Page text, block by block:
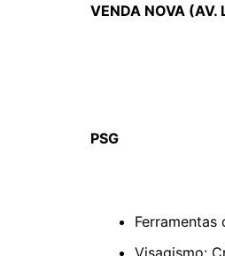
VENDA NOVA
PSG
Visagismo: